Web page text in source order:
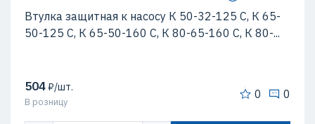
Втулка защитная к насосу К 50-32-125 С, К 65-
50-125 С, К 65-50-160 С, К 80-65-160 С, К 80-...
504₽/шт.
В розницу
0 0